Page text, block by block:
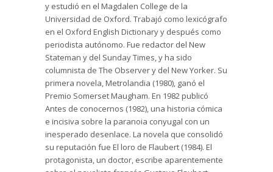
y estudió en el Magdalen College de la
Universidad de Oxford. Trabajó como lexicógrafo
en el Oxford English Dictionary y después como
periodista autónomo. Fue redactor del New
Stateman y del Sunday Times, y ha sido
columnista de The Observer y del New Yorker. Su
primera novela, Metrolandia (1980), ganó el
Premio Somerset Maugham. En 1982 publicó
Antes de conocernos (1982), una historia cómica
e incisiva sobre la paranoia conyugal con un
inesperado desenlace. La novela que consolidó
su reputación fue El loro de Flaubert (1984). El
protagonista, un doctor, escribe aparentemente